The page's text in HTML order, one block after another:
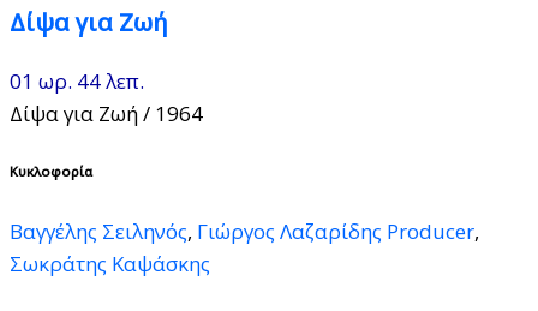
Δίψα για Ζωή
01 ωρ. 44 λεπ.
Δίψα για Ζωή/ 1964
Κυκλοφορία
Βαγγέλης Σειληνός, Γιώργος Λαζαρίδης Producer,
Σωκράτης Καψάσκης